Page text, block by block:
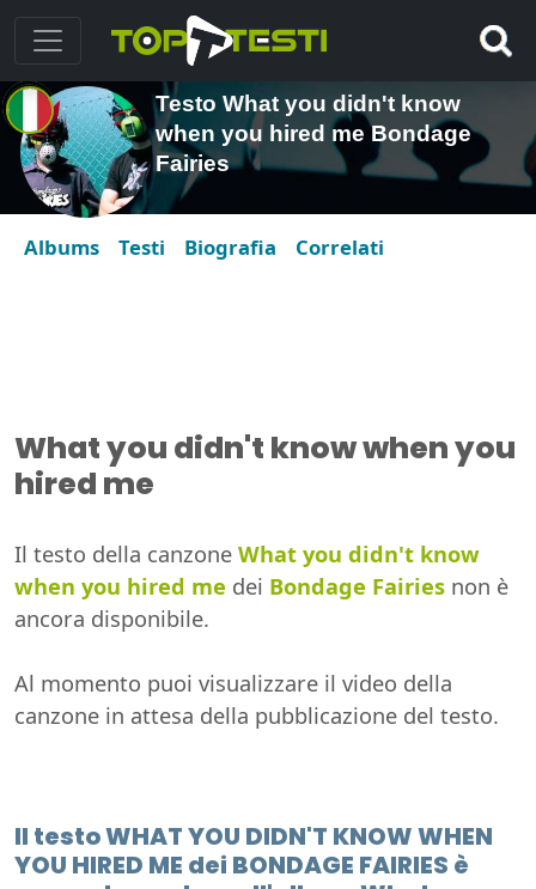
Testo What you didn't know
when you hired me Bondage
Fairies
Albums Testi Biografia Correlati
What you didn't know when you
hired me
Il testo della canzone What you didn't know
when you hired me dei Bondage Fairies non è
ancora disponibile.
Al momento puoi visualizzare il video della
canzone in attesa della pubblicazione del testo.
Il testo WHAT YOU DIDN'T KNOW WHEN
YOU HIRED ME dei BONDAGE FAIRIES è